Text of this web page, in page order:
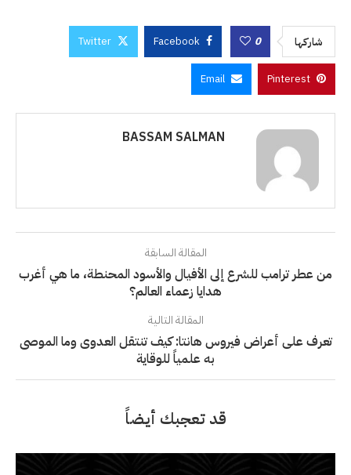
شاركها 0
Facebook
Twitter
Pinterest
Email
BASSAM SALMAN
المقالة السابقة
من عطر ترامب للشرع إلى الأفيال والأسود المحنطة، ما هي أغرب
هدايا زعماء العالم؟
المقالة التالية
تعرف على أعراض فيروس هانتا: كيف تنتقل العدوى وما الموصى
به علمياً للوقاية
قد تعجبك أيضاً